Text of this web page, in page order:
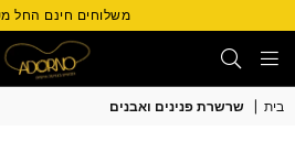
משלוחים חינם החל מ249₪
Adorno
בית שרשרת פנינים ואבנים